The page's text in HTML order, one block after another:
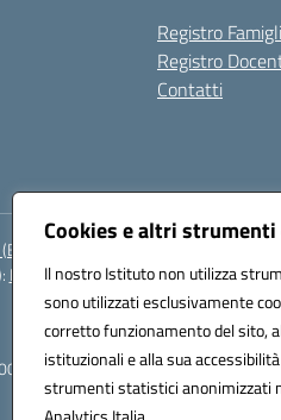
Cookies e altri
Il nostro Istituto non utilizza
sono utilizzati esclusivamente
corretto funzionamento del sito,
istituzionali e alla sua
strumenti statistici anonimizzati
Registro
Registro
Contatti
BAIC87200N@pec.istruzione.it